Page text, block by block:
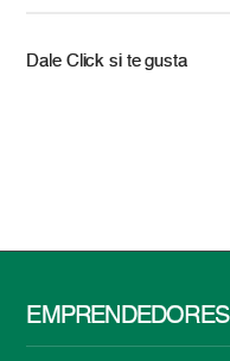
Dale Click si te gusta
EMPRENDEDORES